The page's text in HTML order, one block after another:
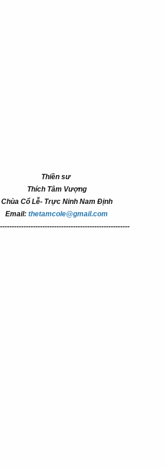
Thiền sư
Thích Tâm Vượng
Chùa Cổ Lễ- Trực Ninh Nam Định
Email: thetamcole@gmail.com